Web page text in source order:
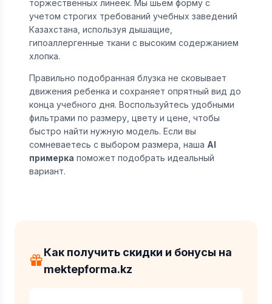
торжественных линеек. Мы шьем форму с
учетом строгих требований учебных заведений
Казахстана, используя дышащие,
гипоаллергенные ткани с высоким содержанием
хлопка.
Правильно подобранная блузка не сковывает
движения ребенка и сохраняет опрятный вид до
конца учебного дня. Воспользуйтесь удобными
фильтрами по размеру, цвету и цене, чтобы
быстро найти нужную модель. Если вы
сомневаетесь с выбором размера, наша AI
примерка поможет подобрать идеальный
вариант.
Как получить скидки и бонусы на
mektepforma.kz